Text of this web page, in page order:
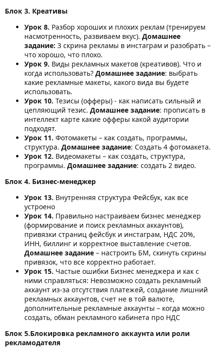
Блок 3. Креативы
Урок 8. Разбор хороших и плохих реклам (тренируем
насмотренность, развиваем вкус). Домашнее
задание: 3 скрина рекламы в инстаграм и разобрать –
что хорошо, что плохо.
Урок 9. Виды рекламных макетов (креативов). Что и
когда использовать? Домашнее задание: выбрать
какие рекламные макеты, какого вида вы будете
использовать.
Урок 10. Тезисы (офферы) - как написать сильный и
цепляющий тезис. Домашнее задание: прописать в
интеллект карте какие офферы какой аудитории
подходят.
Урок 11. Фотомакеты – как создать, программы,
структура. Домашнее задание: Создать 4 фотомакета.
Урок 12. Видеомакеты – как создать, структура,
программы. Домашнее задание: создать 2 видео.
Блок 4. Бизнес-менеджер
Урок 13. Внутренняя структура Фейсбук, как все
устроено
Урок 14. Правильно настраиваем бизнес менеджер
(формирование и поиск рекламных аккаунтов),
привязки страниц фейсбук и инстаграм, НДС 20%,
ИНН, биллинг и корректное выставление счетов.
Домашнее задание – настроить БМ, скинуть скрины
привязок, что все корректно работает.
Урок 15. Частые ошибки Бизнес менеджера и как с
ними справляться: Невозможно создать рекламный
аккаунт из-за отсутствия платежей, создание лишний
рекламных аккаунтов, счет не в той валюте,
дополнительные рекламные аккаунты – когда можно
создать, обман рекламного кабинета про НДС
Блок 5.Блокировка рекламного аккаунта или роли
рекламодателя